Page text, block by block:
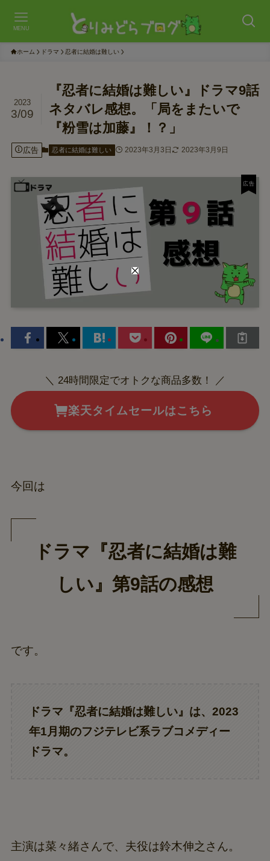
MENU
ホーム ドラマ 忍者に結婚は難しい
『忍者に結婚は難しい』ドラマ9話
ネタバレ感想。「局をまたいで
『粉雪は加藤』！？」
2023
3/09
広告 忍者に結婚は難しい 2023年3月3日 2023年3月9日
＼ 24時間限定でオトクな商品多数！ ／
楽天タイムセールはこちら
今回は
ドラマ『忍者に結婚は難
しい』第9話の感想
です。
ドラマ『忍者に結婚は難しい』は、2023
年1月期のフジテレビ系ラブコメディー
ドラマ。
主演は菜々緒さんで、夫役は鈴木伸之さん。